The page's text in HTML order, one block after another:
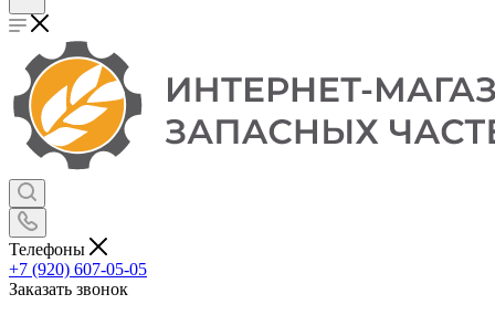
Телефоны
+7 (920) 607-05-05
Заказать звонок